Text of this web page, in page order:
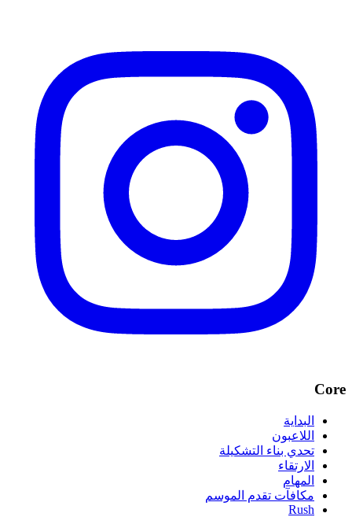
Core
البداية
اللاعبون
تحدي بناء التشكيلة
الارتقاء
المهام
مكافآت تقدم الموسم
Rush